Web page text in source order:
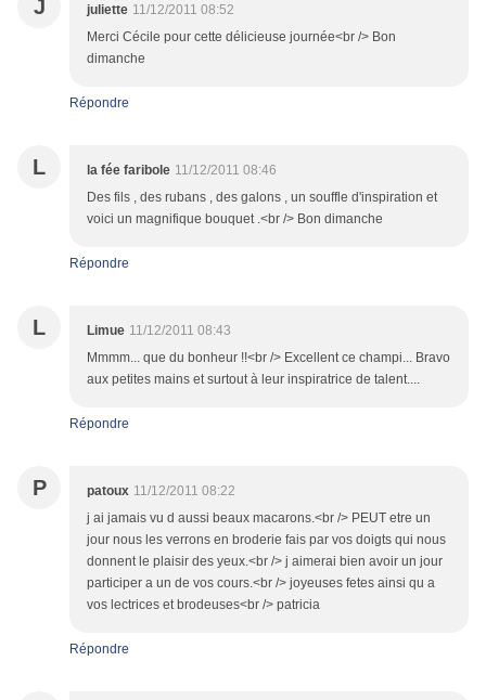
J juliette 11/12/2011 08:52
Merci Cécile pour cette délicieuse journée<br /> Bon
dimanche
Répondre
L la fée faribole 11/12/2011 08:46
Des fils , des rubans , des galons , un souffle d'inspiration et
voici un magnifique bouquet .<br /> Bon dimanche
Répondre
L Limue 11/12/2011 08:43
Mmmm... que du bonheur !!<br /> Excellent ce champi... Bravo
aux petites mains et surtout à leur inspiratrice de talent....
Répondre
P patoux 11/12/2011 08:22
j ai jamais vu d aussi beaux macarons.<br /> PEUT etre un
jour nous les verrons en broderie fais par vos doigts qui nous
donnent le plaisir des yeux.<br /> j aimerai bien avoir un jour
participer a un de vos cours.<br /> joyeuses fetes ainsi qu a
vos lectrices et brodeuses<br /> patricia
Répondre